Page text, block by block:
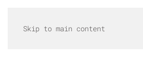
Skip to main content